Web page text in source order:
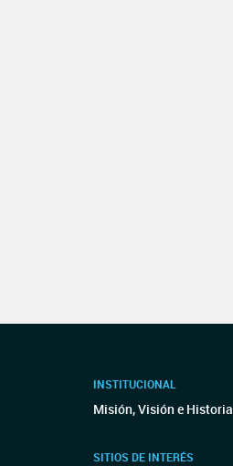
INSTITUCIONAL
Misión, Visión e Historia
SITIOS DE INTERÉS